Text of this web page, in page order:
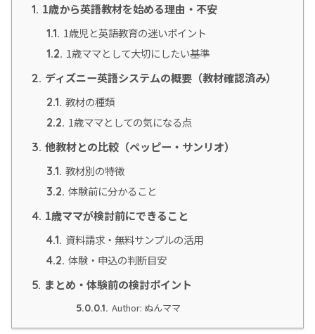
1. 1歳から英語教材を始める理由・不安
1.1. 1歳児と英語教育の迷いポイント
1.2. 1歳ママとして大切にしたい基準
2. ディズニー英語システムの概要（教材確認済み）
2.1. 教材の種類
2.2. 1歳ママとしての気になる点
3. 他教材との比較（ペッピー・サンリオ）
3.1. 教材別の特徴
3.2. 体験前に分かること
4. 1歳ママが検討前にできること
4.1. 資料請求・無料サンプルの活用
4.2. 体験・申込の判断目安
5. まとめ・体験前の検討ポイント
5.0.0.1. Author: ぬんママ